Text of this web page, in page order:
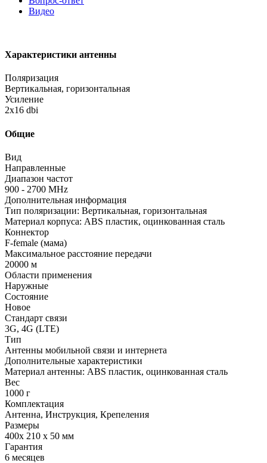
Видео
Характеристики антенны
Поляризация
Вертикальная, горизонтальная
Усиление
2x16 dbi
Общие
Вид
Направленные
Диапазон частот
900 - 2700 МHz
Дополнительная информация
Тип поляризации: Вертикальная, горизонтальная
Материал корпуса: ABS пластик, оцинкованная сталь
Коннектор
F-female (мама)
Максимальное расстояние передачи
20000 м
Области применения
Наружные
Состояние
Новое
Стандарт связи
3G, 4G (LTE)
Тип
Антенны мобильной связи и интернета
Дополнительные характеристики
Материал антенны: ABS пластик, оцинкованная сталь
Вес
1000 г
Комплектация
Антенна, Инструкция, Крепеления
Размеры
400х 210 х 50 мм
Гарантия
6 месяцев